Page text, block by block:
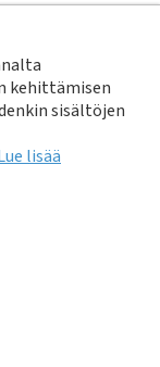
kehittämisen
sisältöjen
lisää
quality and
regulation
of water